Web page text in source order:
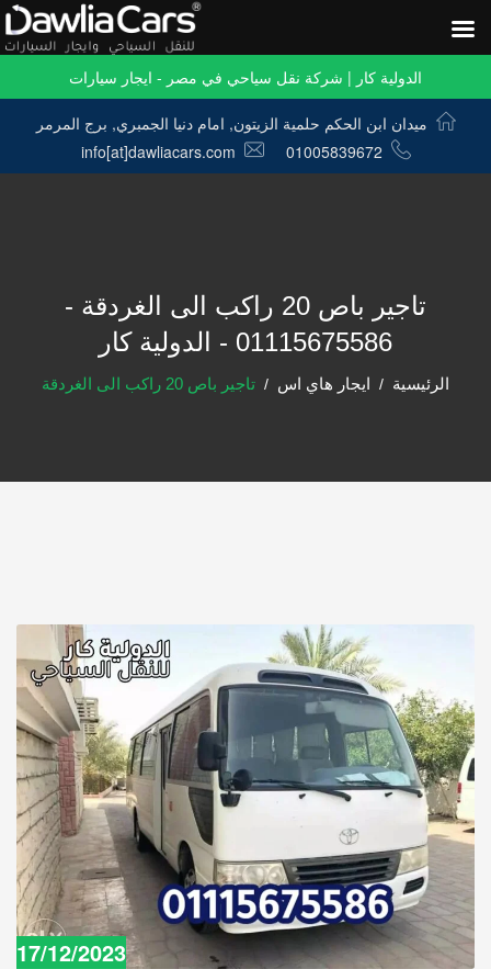
الدولية كار | شركة نقل سياحي في مصر - ايجار سيارات
ميدان ابن الحكم حلمية الزيتون, امام دنيا الجمبري, برج المرمر
01005839672
info[at]dawliacars.com
تاجير باص 20 راكب الى الغردقة -
01115675586 - الدولية كار
الرئيسية ايجار هاي اس تاجير باص 20 راكب الى الغردقة
17/12/2023